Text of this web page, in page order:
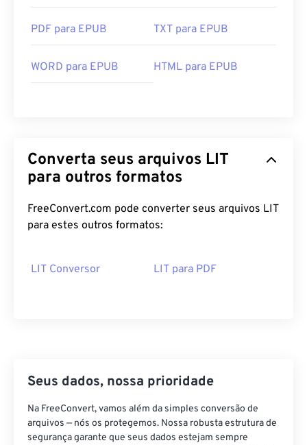
PDF para EPUB TXT para EPUB
WORD para EPUB HTML para EPUB
Converta seus arquivos LIT
para outros formatos
FreeConvert.com pode converter seus arquivos LIT
para estes outros formatos:
LIT Conversor LIT para PDF
Seus dados, nossa prioridade
Na FreeConvert, vamos além da simples conversão de
arquivos — nós os protegemos. Nossa robusta estrutura de
segurança garante que seus dados estejam sempre